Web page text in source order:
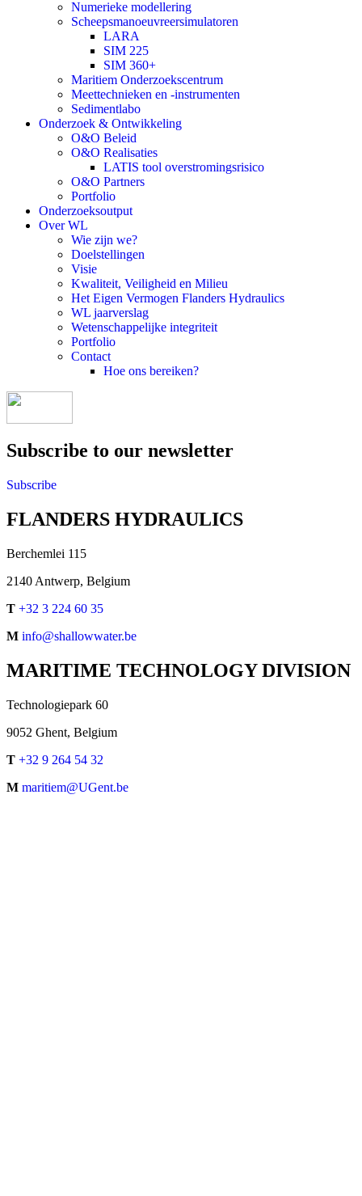
Numerieke modellering
Scheepsmanoeuvreersimulatoren
LARA
SIM 225
SIM 360+
Maritiem Onderzoekscentrum
Meettechnieken en -instrumenten
Sedimentlabo
Onderzoek & Ontwikkeling
O&O Beleid
O&O Realisaties
LATIS tool overstromingsrisico
O&O Partners
Portfolio
Onderzoeksoutput
Over WL
Wie zijn we?
Doelstellingen
Visie
Kwaliteit, Veiligheid en Milieu
Het Eigen Vermogen Flanders Hydraulics
WL jaarverslag
Wetenschappelijke integriteit
Portfolio
Contact
Hoe ons bereiken?
Subscribe to our newsletter
Subscribe
FLANDERS HYDRAULICS
Berchemlei 115
2140 Antwerp, Belgium
T +32 3 224 60 35
M info@shallowwater.be
MARITIME TECHNOLOGY DIVISION
Technologiepark 60
9052 Ghent, Belgium
T +32 9 264 54 32
M maritiem@UGent.be